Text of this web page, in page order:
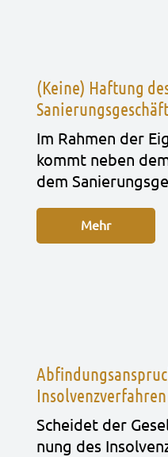
(Keine) Haftung
Im Rah­men der
kommt neben
dem
Mehr
Insolvenzverfahren
Schei­det der
nung des